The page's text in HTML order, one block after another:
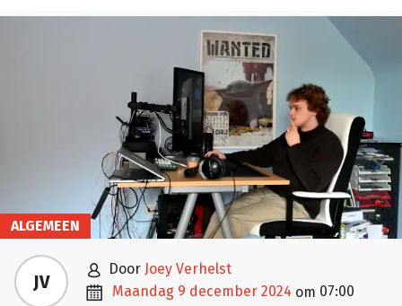
ALGEMEEN
JV  door Joey Verhelst
 maandag 9 december 2024 om 07:00